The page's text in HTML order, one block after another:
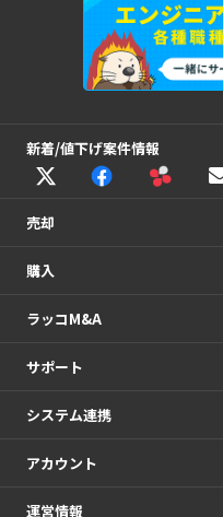
新着/値下げ案件情報
売却
購入
ラッコM&A
サポート
システム連携
アカウント
運営情報